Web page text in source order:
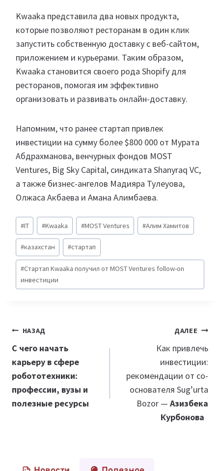
Kwaaka представила два новых продукта,
которые позволяют ресторанам в один клик
запустить собственную доставку с веб-сайтом,
приложением и курьерами. Таким образом,
Kwaaka становится своего рода Shopify для
ресторанов, помогая им эффективно
организовать и развивать онлайн-доставку.
Напомним, что ранее стартап привлек
инвестиции на сумму более $800 000 от Мурата
Абдрахманова, венчурных фондов MOST
Ventures, Big Sky Capital, синдиката Shanyraq VC,
а также бизнес-ангелов Мадияра Тулеуова,
Олжаса Акбаева и Амана Алимбаева.
Метки
записи:
#IT #Kwaaka #MOST Ventures #Алим Хамитов
#казахстан #стартап
#Стартап Kwaaka получил от MOST Ventures follow-on
инвестиции
Навигация
по
записям
НАЗАД
С чего начать
карьеру в сфере
робототехники:
профессии, вузы и
полезные ресурсы
ДАЛЕЕ
Как привлечь
инвестиции:
рекомендации от со-
основателя Sug’urta
Bozor — Азизбека
Курбонова